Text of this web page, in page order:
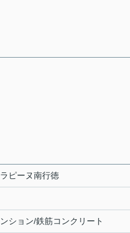
ピーヌ南行徳
ション/鉄筋コンクリート